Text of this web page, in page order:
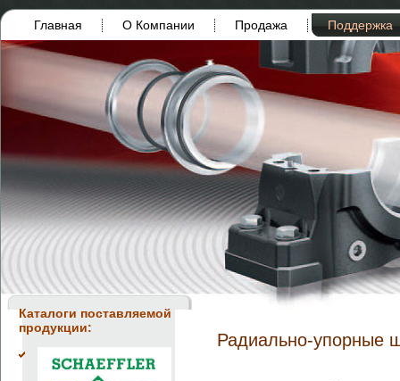
Главная О Компании Продажа Поддержка
Каталоги поставляемой
продукции:
Радиально-упорные